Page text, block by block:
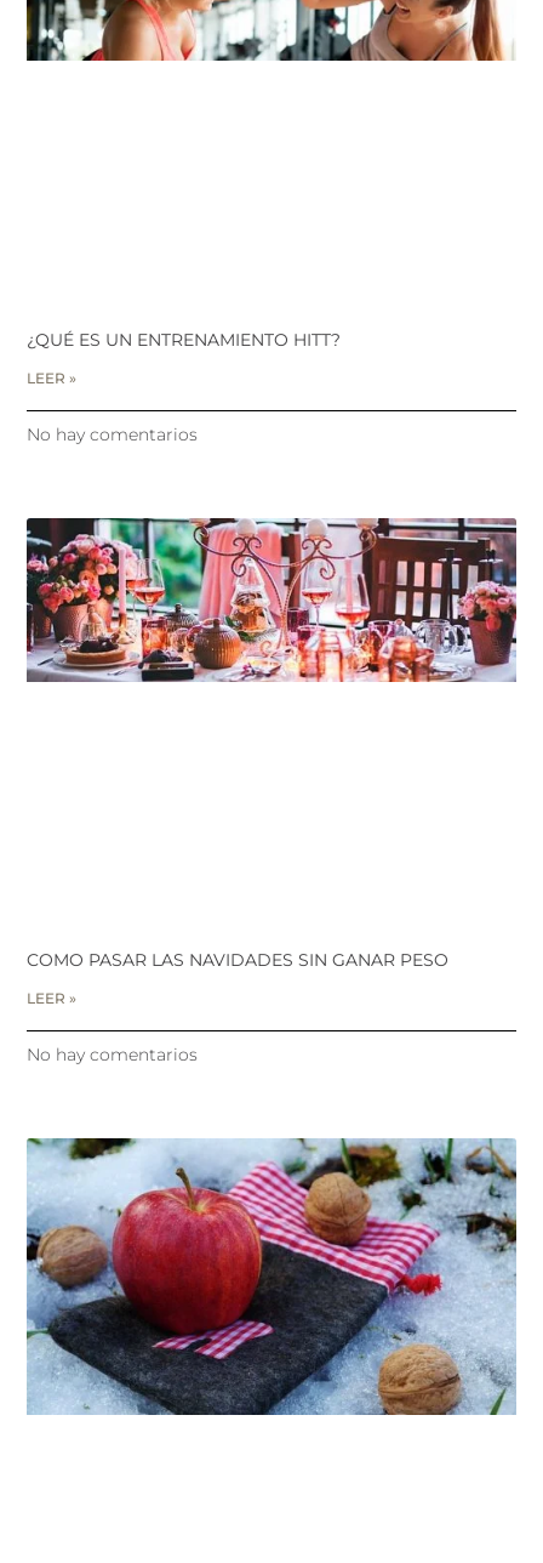
¿QUÉ ES UN ENTRENAMIENTO HITT?
LEER »
No hay comentarios
COMO PASAR LAS NAVIDADES SIN GANAR PESO
LEER »
No hay comentarios